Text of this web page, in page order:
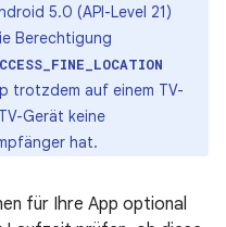
5.0 (API-Level 21)
Berechtigung
trotzdem auf einem TV-
Gerät keine
hat.
für Ihre App optional